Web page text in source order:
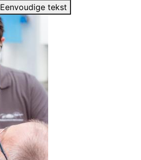
Eenvoudige tekst